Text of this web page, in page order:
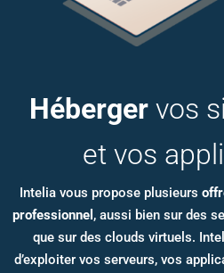
Hébergervos
et vos
Intelia vous propose plusieurs
professionnel , aussi bien sur des
que sur des clouds virtuels.
d’exploiter vos serveurs, vos